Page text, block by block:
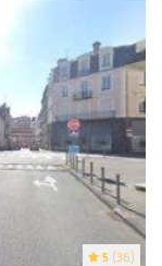
5 (36)